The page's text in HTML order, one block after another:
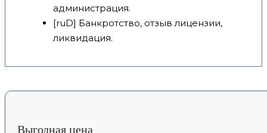
администрация.
[ruD] Банкротство, отзыв лицензии,
ликвидация.
Выгодная цена